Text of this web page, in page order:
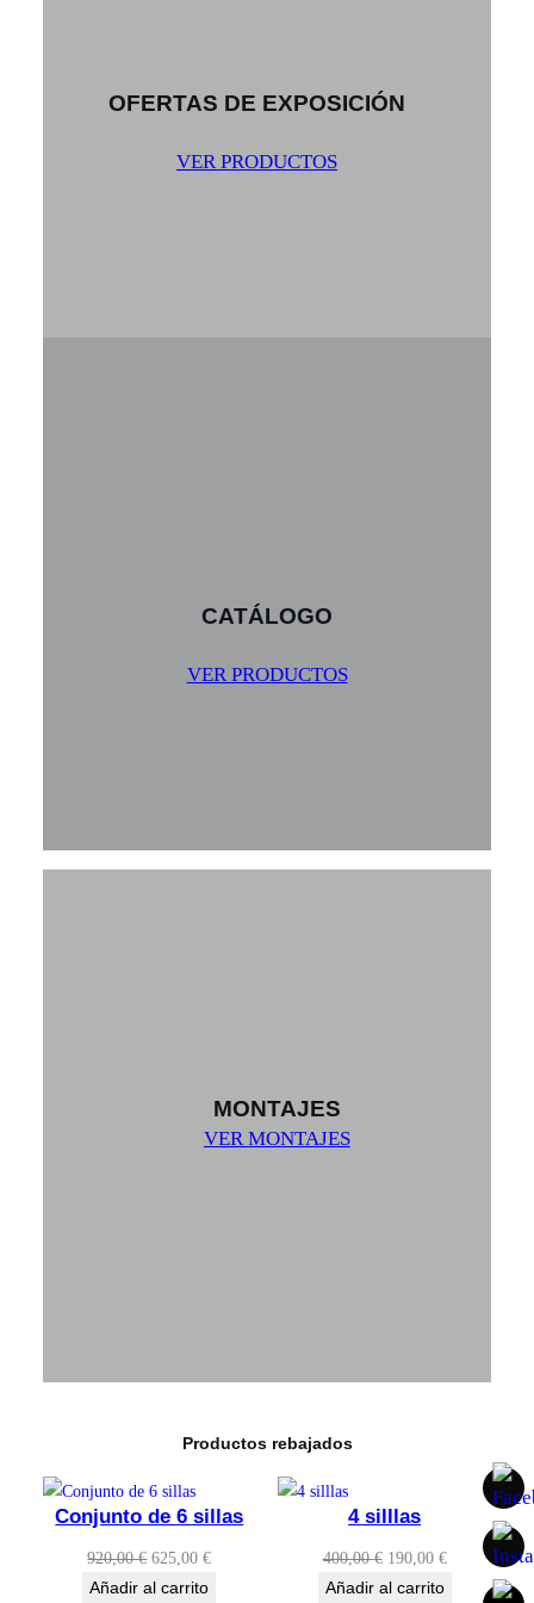
OFERTAS DE EXPOSICIÓN
VER PRODUCTOS
CATÁLOGO
VER PRODUCTOS
MONTAJES
VER MONTAJES
Productos rebajados
Conjunto de 6 sillas
920,00€ El
precio
625,00€El
Añadir al carrito
4 silllas
400,00€ El
precio
190,00 €El
Añadir al carrito